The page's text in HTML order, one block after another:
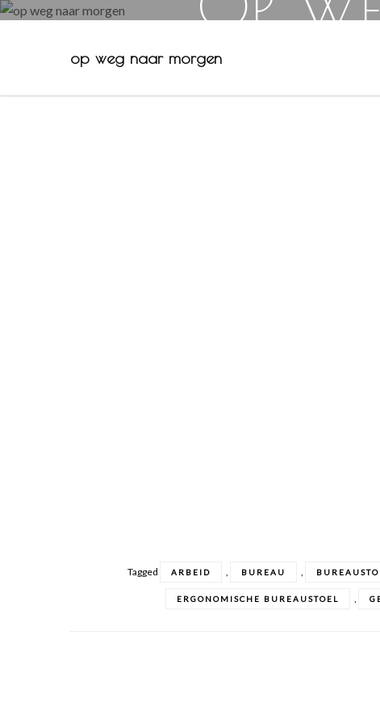
op weg naar morgen
Tagged ARBEID , BUREAU ,
ERGONOMISCHE BUREAUSTOEL ,